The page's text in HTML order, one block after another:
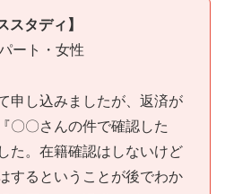
タディ】
ート・女性
申し込みましたが、返済が
〇〇さんの件で確認した
た。在籍確認はしないけど
するということが後でわか